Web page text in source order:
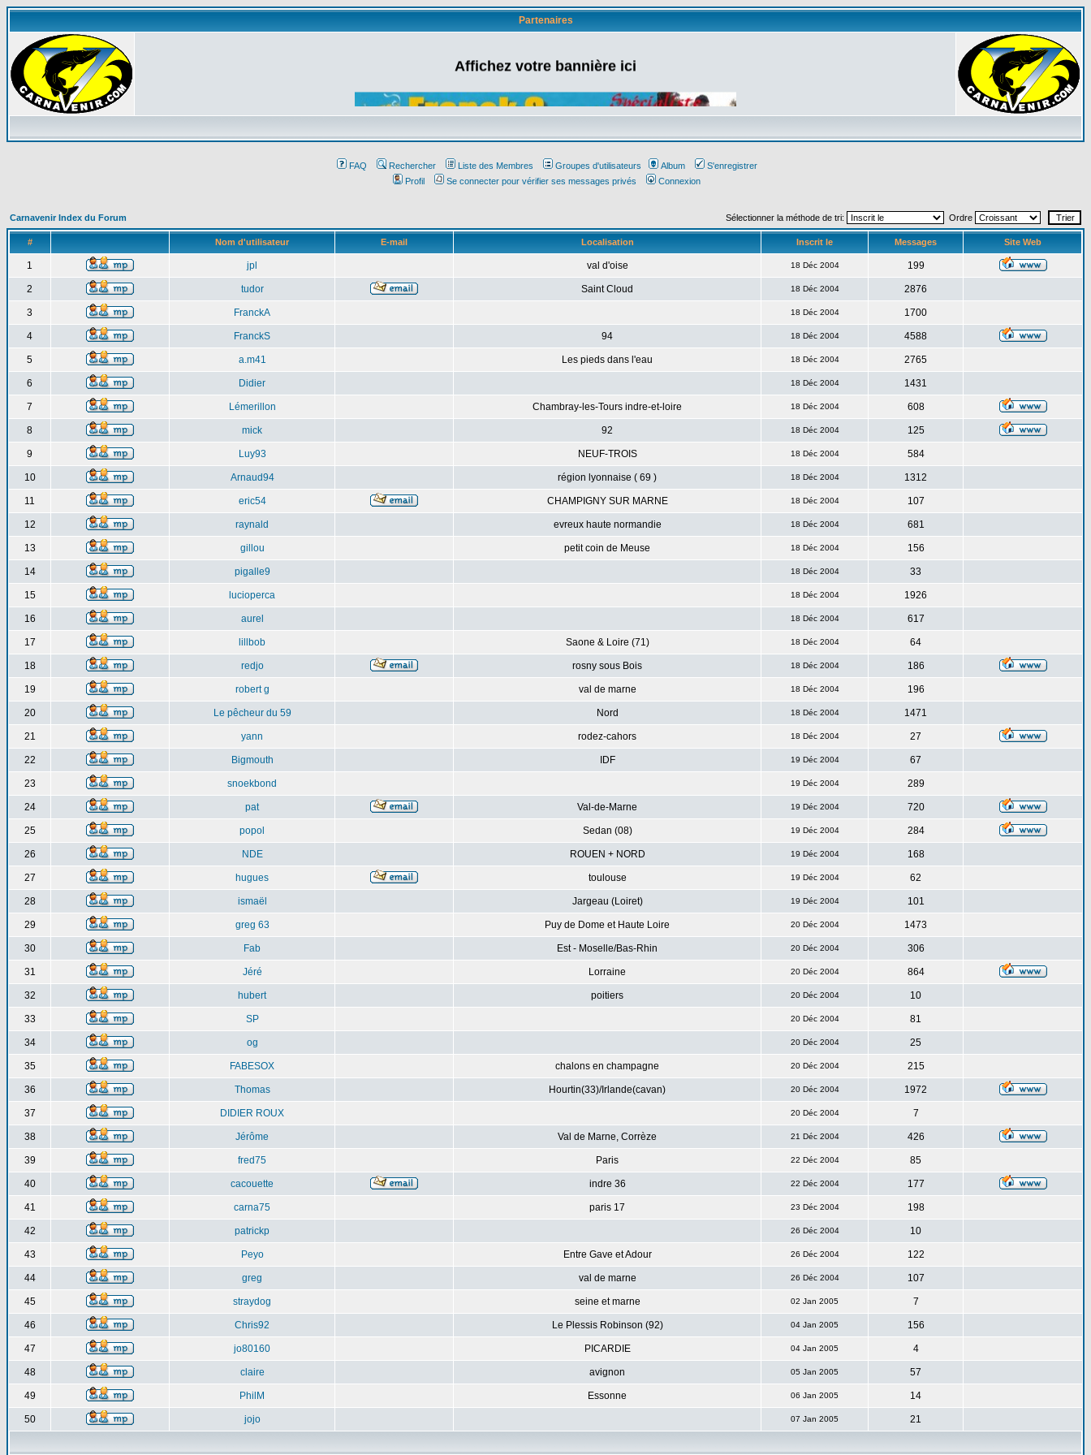
Partenaires
Affichez votre bannière ici
FAQ Rechercher Liste des Membres Groupes d'utilisateurs Album
S'enregistrer
Profil
Se connecter pour vérifier ses messages privés Connexion
Carnavenir Index du Forum Sélectionner la méthode de tri: Ordre
# Nom d'utilisateur E-mail Localisation Inscrit le Messages Site Web
1 jpl val d'oise 18 Déc 2004 199
2 tudor Saint Cloud 18 Déc 2004 2876
3 FranckA 18 Déc 2004 1700
4 FranckS 94 18 Déc 2004 4588
5 a.m41 Les pieds dans l'eau 18 Déc 2004 2765
6 Didier 18 Déc 2004 1431
7 Lémerillon Chambray-les-Tours indre-et-loire 18 Déc 2004 608
8 mick 92 18 Déc 2004 125
9 Luy93 NEUF-TROIS 18 Déc 2004 584
10 Arnaud94 région lyonnaise ( 69 ) 18 Déc 2004 1312
11 eric54 CHAMPIGNY SUR MARNE 18 Déc 2004 107
12 raynald evreux haute normandie 18 Déc 2004 681
13 gillou petit coin de Meuse 18 Déc 2004 156
14 pigalle9 18 Déc 2004 33
15 lucioperca 18 Déc 2004 1926
16 aurel 18 Déc 2004 617
17 lillbob Saone & Loire (71) 18 Déc 2004 64
18 redjo rosny sous Bois 18 Déc 2004 186
19 robert g val de marne 18 Déc 2004 196
20 Le pêcheur du 59 Nord 18 Déc 2004 1471
21 yann rodez-cahors 18 Déc 2004 27
22 Bigmouth IDF 19 Déc 2004 67
23 snoekbond 19 Déc 2004 289
24 pat Val-de-Marne 19 Déc 2004 720
25 popol Sedan (08) 19 Déc 2004 284
26 NDE ROUEN + NORD 19 Déc 2004 168
27 hugues toulouse 19 Déc 2004 62
28 ismaël Jargeau (Loiret) 19 Déc 2004 101
29 greg 63 Puy de Dome et Haute Loire 20 Déc 2004 1473
30 Fab Est - Moselle/Bas-Rhin 20 Déc 2004 306
31 Jéré Lorraine 20 Déc 2004 864
32 hubert poitiers 20 Déc 2004 10
33 SP 20 Déc 2004 81
34 og 20 Déc 2004 25
35 FABESOX chalons en champagne 20 Déc 2004 215
36 Thomas Hourtin(33)/Irlande(cavan) 20 Déc 2004 1972
37 DIDIER ROUX 20 Déc 2004 7
38 Jérôme Val de Marne, Corrèze 21 Déc 2004 426
39 fred75 Paris 22 Déc 2004 85
40 cacouette indre 36 22 Déc 2004 177
41 carna75 paris 17 23 Déc 2004 198
42 patrickp 26 Déc 2004 10
43 Peyo Entre Gave et Adour 26 Déc 2004 122
44 greg val de marne 26 Déc 2004 107
45 straydog seine et marne 02 Jan 2005 7
46 Chris92 Le Plessis Robinson (92) 04 Jan 2005 156
47 jo80160 PICARDIE 04 Jan 2005 4
48 claire avignon 05 Jan 2005 57
49 PhilM Essonne 06 Jan 2005 14
50 jojo 07 Jan 2005 21